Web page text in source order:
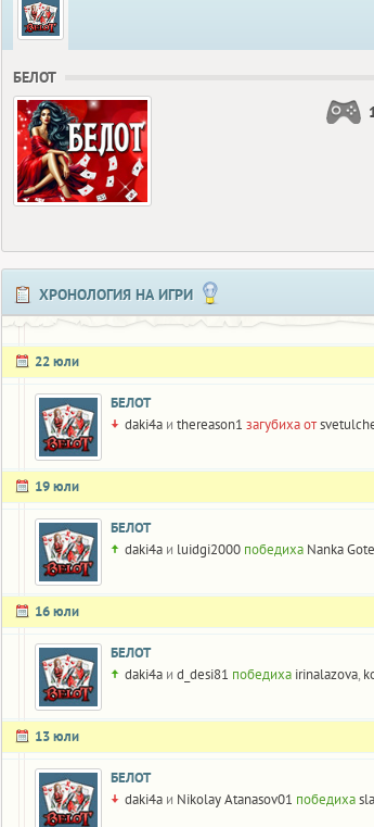
БЕЛОТ
ХРОНОЛОГИЯ НА ИГРИ
22 юли
БЕЛОТ
daki4a и thereason1 загубиха от
19 юли
БЕЛОТ
daki4a и luidgi2000 победиха Nanka
16 юли
БЕЛОТ
daki4a и d_desi81 победиха irinalazova,
13 юли
БЕЛОТ
daki4a и Nikolay Atanasov01 победиха